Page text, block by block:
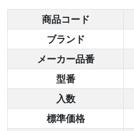
商品コード
ブランド
メーカー品番
型番
入数
標準価格